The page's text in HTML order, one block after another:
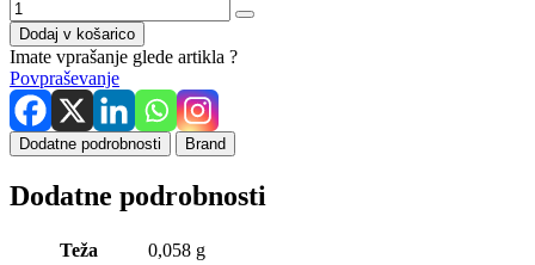
Dodaj v košarico
Imate vprašanje glede artikla ?
Povpraševanje
Dodatne podrobnosti Brand
Dodatne podrobnosti
Teža
0,058 g